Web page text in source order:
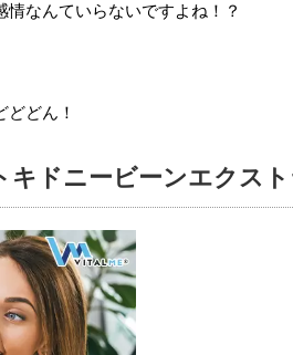
なんていらないですよね！？
どん！
キドニービーンエクス